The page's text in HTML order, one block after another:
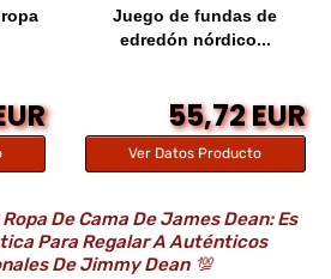
Juego de fundas de
edredón nórdico...
55,72 EUR
Ver Datos Producto
De Cama De James Dean: Es
Para Regalar A Auténticos
De Jimmy Dean 💯